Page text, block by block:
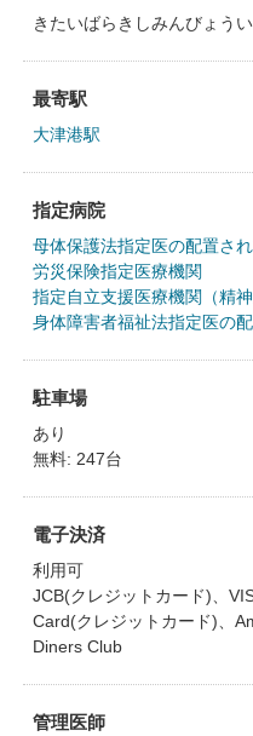
きたいばらきしみんびょう
最寄駅
大津港駅
指定病院
母体保護法指定医の配置さ
労災保険指定医療機関
指定自立支援医療機関（精神
身体障害者福祉法指定医の
駐車場
あり
無料: 247台
電子決済
利用可
JCB(クレジットカード)、
Card(クレジットカード)、
Diners Club
管理医師